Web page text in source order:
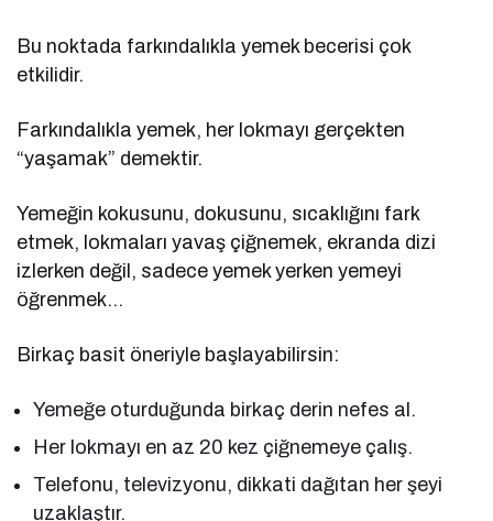
Bu noktada farkındalıkla yemek becerisi çok
etkilidir.
Farkındalıkla yemek, her lokmayı gerçekten
“yaşamak” demektir.
Yemeğin kokusunu, dokusunu, sıcaklığını fark
etmek, lokmaları yavaş çiğnemek, ekranda dizi
izlerken değil, sadece yemek yerken yemeyi
öğrenmek…
Birkaç basit öneriyle başlayabilirsin:
Yemeğe oturduğunda birkaç derin nefes al.
Her lokmayı en az 20 kez çiğnemeye çalış.
Telefonu, televizyonu, dikkati dağıtan her şeyi
uzaklaştır.